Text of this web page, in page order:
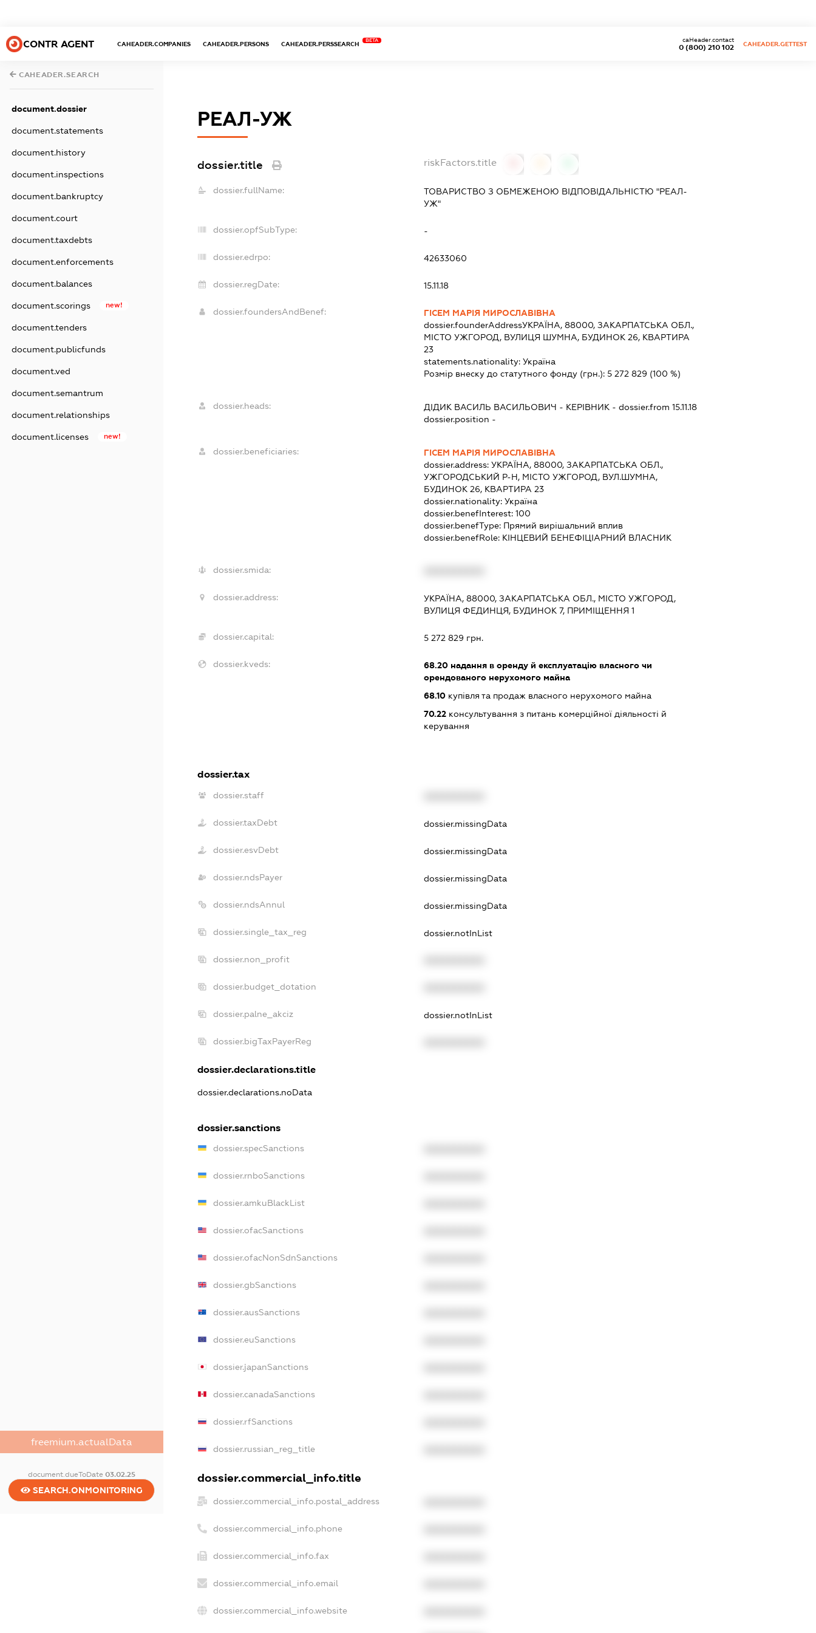
CONTR AGENT CAHEADER.COMPANIES CAHEADER.PERSONS CAHEADER.PERSSEARCH
BETA
0 (800) 210 102
caHeader.contact
CAHEADER.GETTEST
CAHEADER.SEARCH
document.dossier
document.statements
document.history
document.inspections
document.bankruptcy
document.court
document.taxdebts
document.enforcements
document.balances
document.scorings new!
document.tenders
document.publicfunds
document.ved
document.semantrum
document.relationships
document.licenses new!
freemium.actualData
document.dueToDate 03.02.25
SEARCH.ONMONITORING
РЕАЛ-УЖ
dossier.title riskFactors.title
dossier.fullName:
ТОВАРИСТВО З ОБМЕЖЕНОЮ ВІДПОВІДАЛЬНІСТЮ "РЕАЛ-
УЖ"
dossier.opfSubType: -
dossier.edrpo: 42633060
dossier.regDate: 15.11.18
dossier.foundersAndBenef:
ГІСЕМ МАРІЯ МИРОСЛАВІВНА
dossier.founderAddressУКРАЇНА, 88000, ЗАКАРПАТСЬКА ОБЛ.,
МІСТО УЖГОРОД, ВУЛИЦЯ ШУМНА, БУДИНОК 26, КВАРТИРА
23
statements.nationality: Україна
Розмір внеску до статутного фонду (грн.): 5 272 829 (100 %)
dossier.heads: ДІДИК ВАСИЛЬ ВАСИЛЬОВИЧ - КЕРІВНИК - dossier.from 15.11.18
dossier.position -
dossier.beneficiaries:
ГІСЕМ МАРІЯ МИРОСЛАВІВНА
dossier.address: УКРАЇНА, 88000, ЗАКАРПАТСЬКА ОБЛ.,
УЖГОРОДСЬКИЙ Р-Н, МІСТО УЖГОРОД, ВУЛ.ШУМНА,
БУДИНОК 26, КВАРТИРА 23
dossier.nationality: Україна
dossier.benefInterest: 100
dossier.benefType: Прямий вирішальний вплив
dossier.benefRole: КІНЦЕВИЙ БЕНЕФІЦІАРНИЙ ВЛАСНИК
dossier.smida:
dossier.address:
УКРАЇНА, 88000, ЗАКАРПАТСЬКА ОБЛ., МІСТО УЖГОРОД,
ВУЛИЦЯ ФЕДИНЦЯ, БУДИНОК 7, ПРИМІЩЕННЯ 1
dossier.capital: 5 272 829 грн.
dossier.kveds: 68.20надання в оренду й експлуатацію власного чи
орендованого нерухомого майна
68.10купівля та продаж власного нерухомого майна
70.22консультування з питань комерційної діяльності й
керування
dossier.tax
dossier.staff
dossier.taxDebt dossier.missingData
dossier.esvDebt dossier.missingData
dossier.ndsPayer dossier.missingData
dossier.ndsAnnul dossier.missingData
dossier.single_tax_reg dossier.notInList
dossier.non_profit
dossier.budget_dotation
dossier.palne_akciz dossier.notInList
dossier.bigTaxPayerReg
dossier.declarations.title
dossier.declarations.noData
dossier.sanctions
dossier.specSanctions
dossier.rnboSanctions
dossier.amkuBlackList
dossier.ofacSanctions
dossier.ofacNonSdnSanctions
dossier.gbSanctions
dossier.ausSanctions
dossier.euSanctions
dossier.japanSanctions
dossier.canadaSanctions
dossier.rfSanctions
dossier.russian_reg_title
dossier.commercial_info.title
dossier.commercial_info.postal_address
dossier.commercial_info.phone
dossier.commercial_info.fax
dossier.commercial_info.email
dossier.commercial_info.website